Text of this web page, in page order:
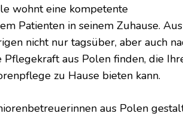
wohnt eine kompetente
Patienten in seinem Zuhause. Aus
nicht nur tagsüber, aber auch
aus Polen finden, die
zu Hause bieten kann.
aus Polen